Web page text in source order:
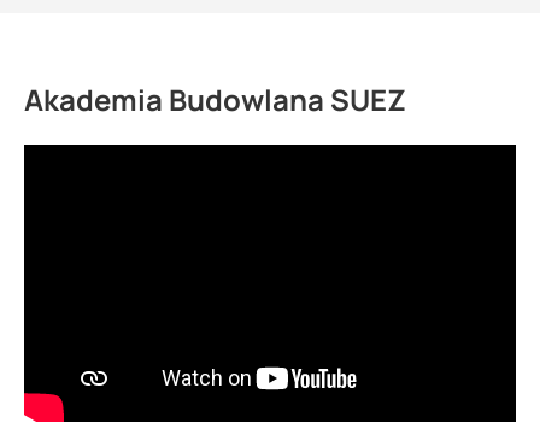
Akademia Budowlana SUEZ